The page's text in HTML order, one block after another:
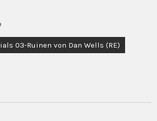
03-Ruinen von Dan Wells (RE)